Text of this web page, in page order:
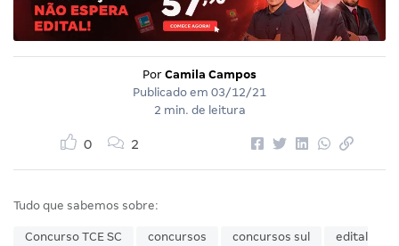
Por Camila Campos
Publicado em 03/12/21
2 min. de leitura
0 2
Tudo que sabemos sobre:
Concurso TCE SC concursos concursos sul
edital